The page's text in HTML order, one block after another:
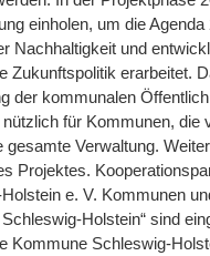
einholen, um die
Nachhaltigkeit und
Zukunftspolitik erarbeitet.
der kommunalen
für Kommunen,
gesamte Verwaltung.
Projektes.
e. V. Kommunen
Holstein“ sind
Kommune Schleswig-